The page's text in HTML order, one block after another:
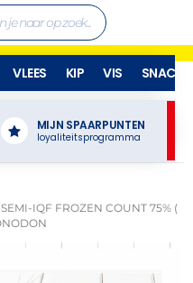
VLEES KIP VIS SNACKS
MIJN SPAARPUNTEN
loyaliteitsprogramma
IQF FROZEN COUNT 75% (